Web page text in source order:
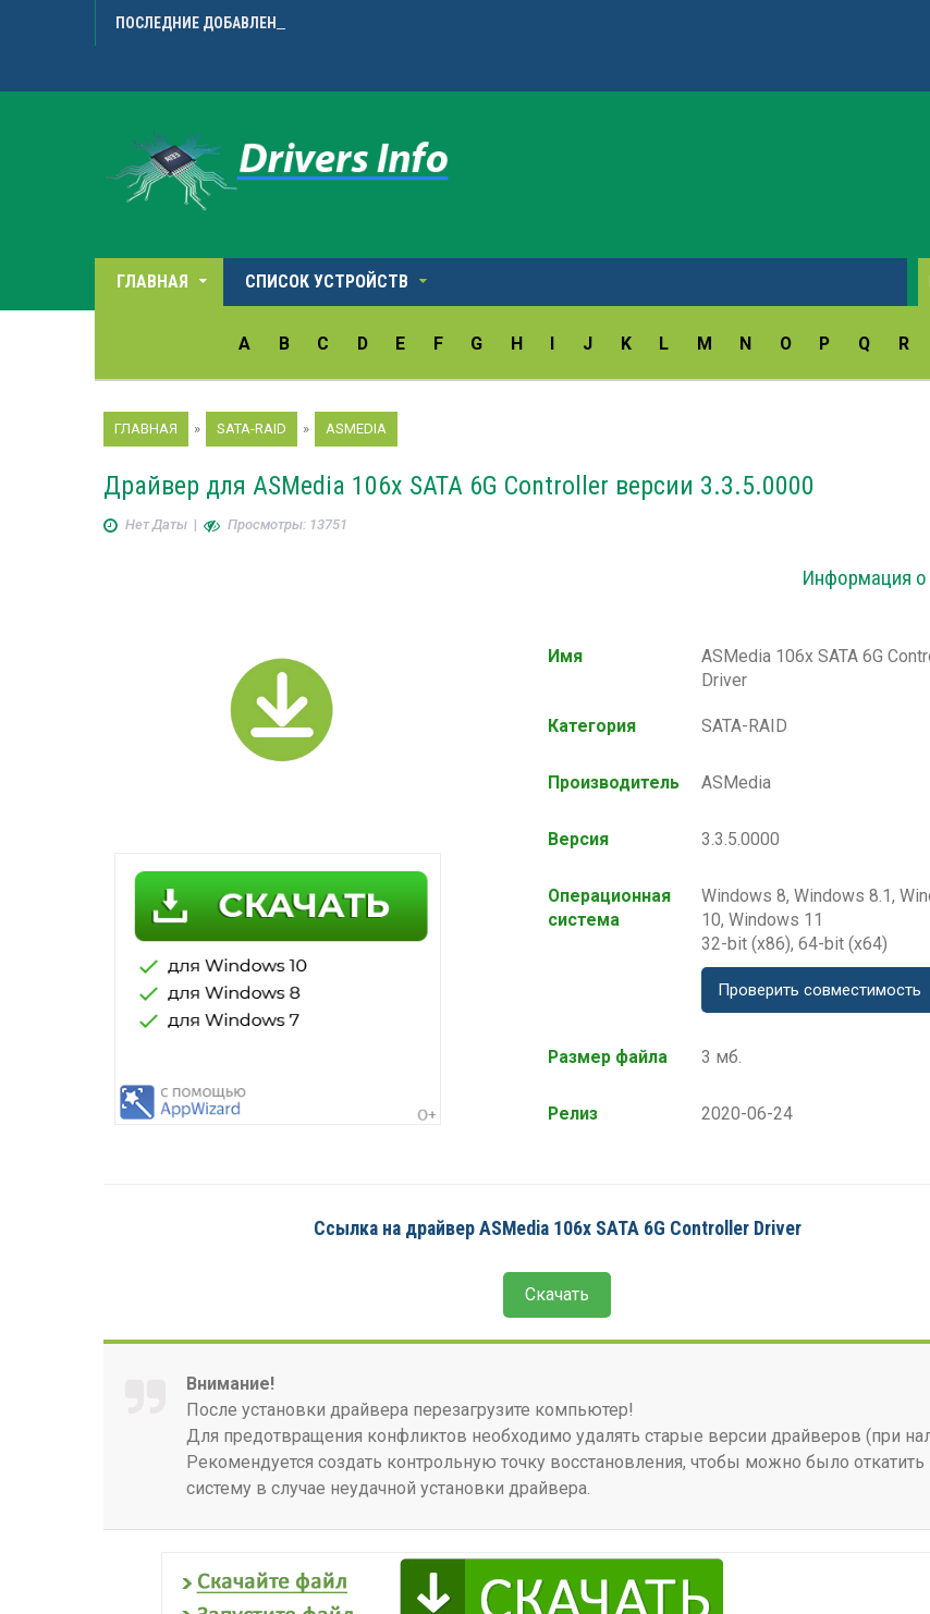
ПОСЛЕДНИЕ ДОБАВЛЕННЫЕ ДРАЙВЕРА
ГЛАВНАЯ СПИСОК УСТРОЙСТВ
A B C D E F G H J K L M N O P Q R
ГЛАВНАЯ » SATA-RAID » ASMEDIA
Драйвер для ASMedia 106x SATA 6G Controller версии 3.3.5.0000
Нет Даты | Просмотры: 13751
Информация о
Имя
ASMedia 106x SATA 6G
Driver
Категория SATA-RAID
Производитель ASMedia
Версия 3.3.5.0000
Операционная
система
Windows 8, Windows 8.1,
10, Windows 11
32-bit (x86), 64-bit (x64)
Проверить совместимость
Размер файла 3 мб.
Релиз 2020-06-24
Ссылка на драйвер ASMedia 106x SATA 6G Controller Driver
Скачать
Внимание!
После установки драйвера перезагрузите компьютер!
Для предотвращения конфликтов необходимо удалять старые версии драйверов (при
Рекомендуется создать контрольную точку восстановления, чтобы можно было откатить
систему в случае неудачной установки драйвера.